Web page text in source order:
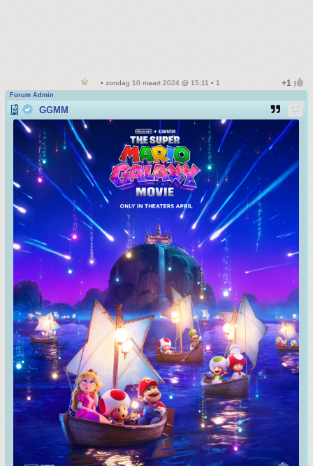
• zondag 10 maart 2024 @ 15:11 • 1
Forum Admin
GGMM